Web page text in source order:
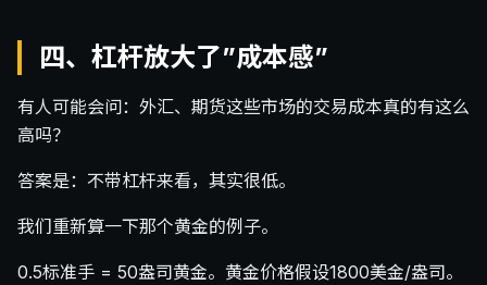
四、杠杆放大了”成本感”
有人可能会问：外汇、期货这些市场的交易成本真的有这么
高吗？
答案是：不带杠杆来看，其实很低。
我们重新算一下那个黄金的例子。
0.5标准手 = 50盎司黄金。黄金价格假设1800美金/盎司。